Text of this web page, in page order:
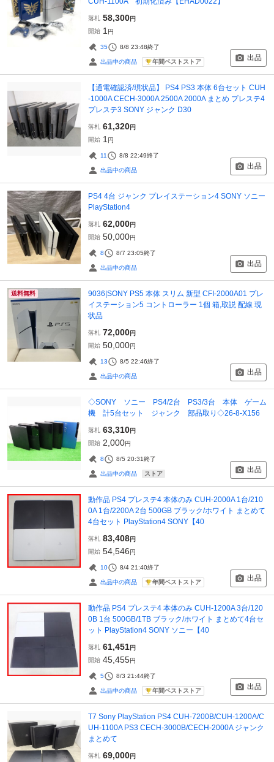
落札 58,300円
開始 1 円
35 8/8 23:48終了
出品中の商品 年間ベストストア 出品
【通電確認済/現状品】 PS4 PS3 本体 6台セット CUH
-1000A CECH-3000A 2500A 2000A まとめ プレステ4
プレステ3 SONY ジャンク D30
落札 61,320円
開始 1 円
11 8/8 22:49終了
出品中の商品 出品
PS4 4台 ジャンク プレイステーション4 SONY ソニー
PlayStation4
落札 62,000円
開始 50,000円
8 8/7 23:05終了
出品中の商品 出品
送料無料
9036|SONY PS5 本体 スリム 新型 CFI-2000A01 プレ
イステーション5 コントローラー 1個 箱,取説 配線 現
状品
落札 72,000円
開始 50,000円
13 8/5 22:46終了
出品中の商品 出品
◇SONY ソニー PS4/2台 PS3/3台 本体 ゲーム
機 計5台セット ジャンク 部品取り◇26-8-X156
落札 63,310円
開始 2,000円
8 8/5 20:31終了
出品中の商品 ストア 出品
動作品 PS4 プレステ4 本体のみ CUH-2000A 1台/210
0A 1台/2200A 2台 500GB ブラック/ホワイト まとめて
4台セット PlayStation4 SONY【40
落札 83,408円
開始 54,546円
10 8/4 21:40終了
出品中の商品 年間ベストストア 出品
動作品 PS4 プレステ4 本体のみ CUH-1200A 3台/120
0B 1台 500GB/1TB ブラック/ホワイト まとめて4台セ
ット PlayStation4 SONY ソニー【40
落札 61,451円
開始 45,455円
5 8/3 21:44終了
出品中の商品 年間ベストストア 出品
T7 Sony PlayStation PS4 CUH-7200B/CUH-1200A/C
UH-1100A PS3 CECH-3000B/CECH-2000A ジャンク
まとめて
落札 69,000円